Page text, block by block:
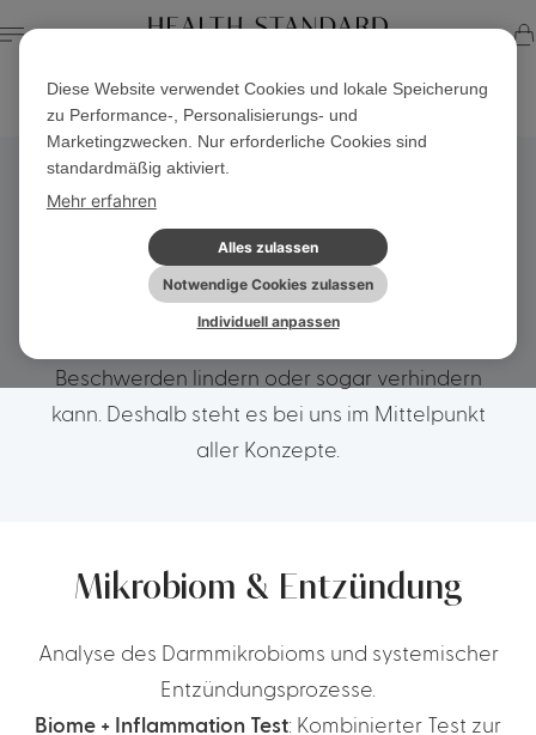
Aktuelle Seite
Mikrobiom-Tests
Ein gesundes Mikrobiom ist die Grundlage für
Wohlbefinden. Studien zeigen, dass ein
Beschwerden lindern oder sogar verhindern
kann. Deshalb steht es bei uns im Mittelpunkt
aller Konzepte.
Mikrobiom & Entzündung
Analyse des Darmmikrobioms und systemischer
Entzündungsprozesse.
Biome + Inflammation Test: Kombinierter Test zur
Diese Website verwendet Cookies und lokale Speicherung
zu Performance-, Personalisierungs- und
Marketingzwecken. Nur erforderliche Cookies sind
standardmäßig aktiviert.
Mehr erfahren
Alles zulassen
Notwendige Cookies zulassen
Individuell anpassen